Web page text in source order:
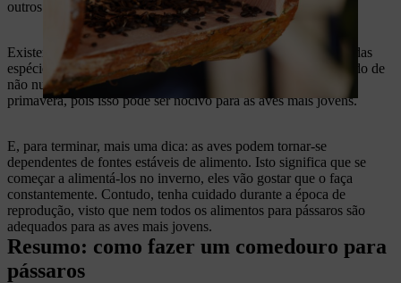
outros animais.
Existem muitos tipos de comida para pássaros, mas a maioria das
espécies adora sementes de girassol sem casca. Tenha o cuidado de
não nutrir os pássaros com algo que seja demasiado gordo na
primavera, pois isso pode ser nocivo para as aves mais jovens.
E, para terminar, mais uma dica: as aves podem tornar-se
dependentes de fontes estáveis de alimento. Isto significa que se
começar a alimentá-los no inverno, eles vão gostar que o faça
constantemente. Contudo, tenha cuidado durante a época de
reprodução, visto que nem todos os alimentos para pássaros são
adequados para as aves mais jovens.
Resumo: como fazer um comedouro para
pássaros